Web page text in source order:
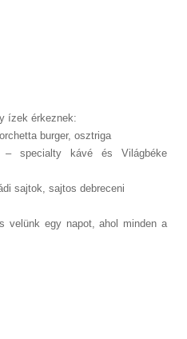
ízek érkeznek:
burger, osztriga
– specialty kávé és Világbéke
sajtok, sajtos debreceni
velünk egy napot, ahol minden a